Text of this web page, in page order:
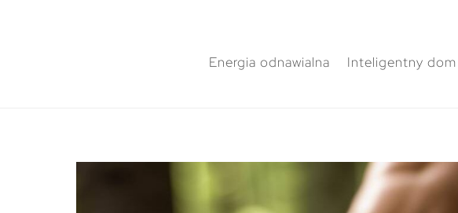
Energia odnawialna Inteligentny dom